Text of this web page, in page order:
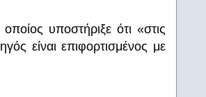
υποστήριξε ότι «στις
είναι επιφορτισμένος με